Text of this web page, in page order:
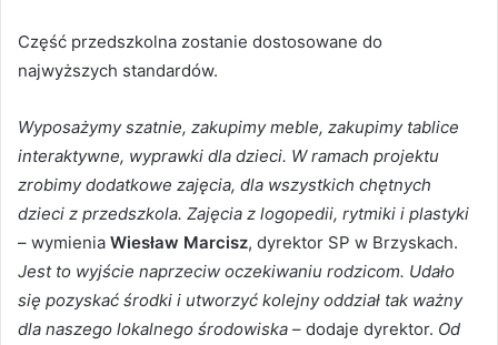
Część przedszkolna zostanie dostosowane do
najwyższych standardów.
Wyposażymy szatnie, zakupimy meble, zakupimy tablice
interaktywne, wyprawki dla dzieci. W ramach projektu
zrobimy dodatkowe zajęcia, dla wszystkich chętnych
dzieci z przedszkola. Zajęcia z logopedii, rytmiki i plastyki
– wymienia Wiesław Marcisz, dyrektor SP w Brzyskach.
Jest to wyjście naprzeciw oczekiwaniu rodzicom. Udało
się pozyskać środki i utworzyć kolejny oddział tak ważny
dla naszego lokalnego środowiska – dodaje dyrektor. Od